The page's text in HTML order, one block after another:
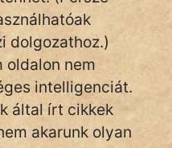
dolgozathoz.)
oldalon nem
intelligenciát.
által írt cikkek
akarunk olyan